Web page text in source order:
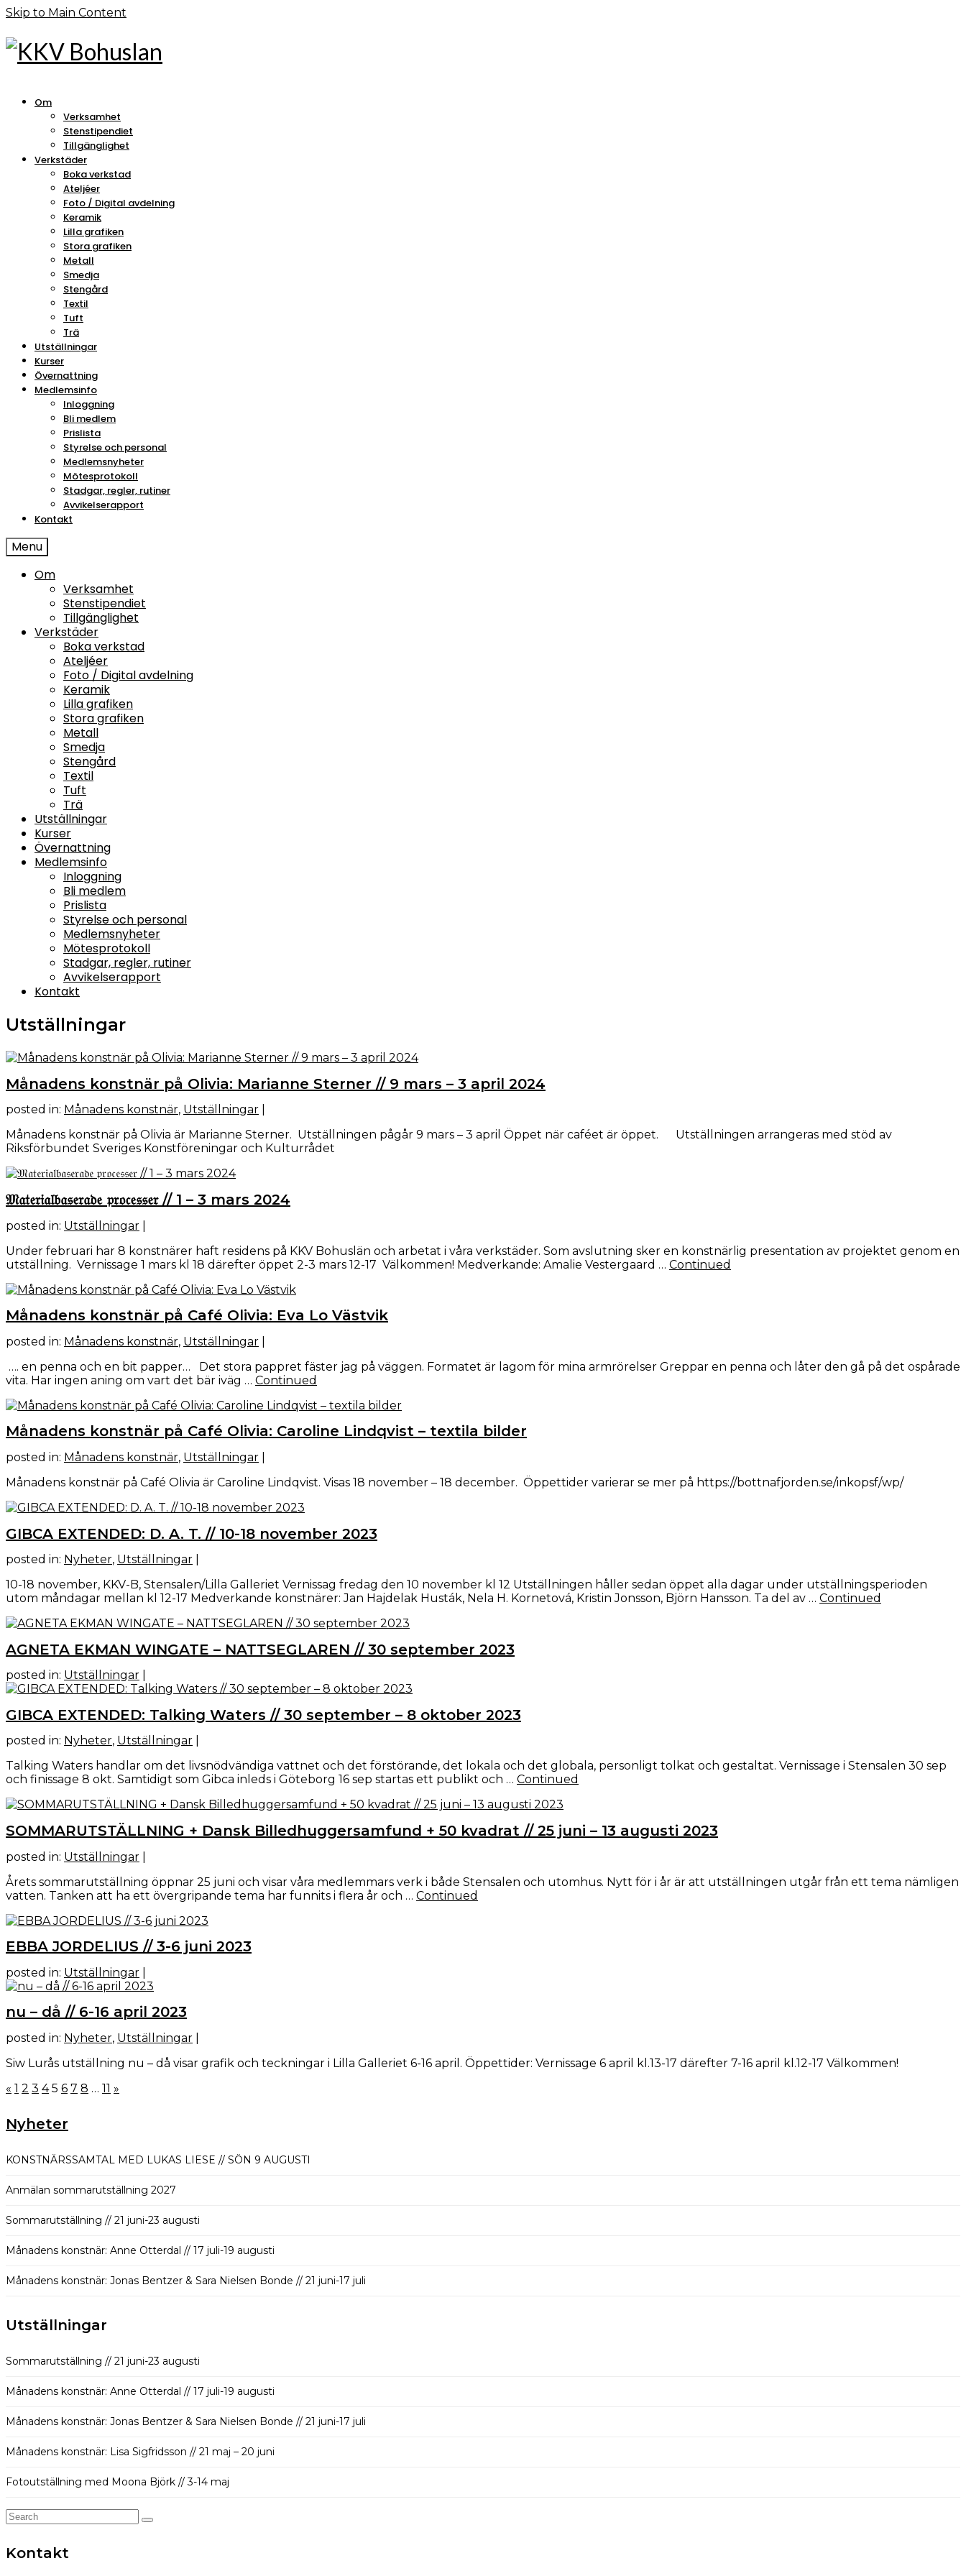
Skip to Main Content
Om
Verksamhet
Stenstipendiet
Tillgänglighet
Verkstäder
Boka verkstad
Ateljéer
Foto / Digital avdelning
Keramik
Lilla grafiken
Stora grafiken
Metall
Smedja
Stengård
Textil
Tuft
Trä
Utställningar
Kurser
Övernattning
Medlemsinfo
Inloggning
Bli medlem
Prislista
Styrelse och personal
Medlemsnyheter
Mötesprotokoll
Stadgar, regler, rutiner
Avvikelserapport
Kontakt
Menu
Om
Verksamhet
Stenstipendiet
Tillgänglighet
Verkstäder
Boka verkstad
Ateljéer
Foto / Digital avdelning
Keramik
Lilla grafiken
Stora grafiken
Metall
Smedja
Stengård
Textil
Tuft
Trä
Utställningar
Kurser
Övernattning
Medlemsinfo
Inloggning
Bli medlem
Prislista
Styrelse och personal
Medlemsnyheter
Mötesprotokoll
Stadgar, regler, rutiner
Avvikelserapport
Kontakt
Utställningar
Månadens konstnär på Olivia: Marianne Sterner // 9 mars – 3 april 2024
posted in: Månadens konstnär, Utställningar
Månadens konstnär på Olivia är Marianne Sterner. Utställningen pågår 9 mars – 3 april Öppet när caféet är öppet. Utställningen arrangeras med stöd av
Riksförbundet Sveriges Konstföreningar och Kulturrådet
𝔐𝔞𝔱𝔢𝔯𝔦𝔞𝔩𝔟𝔞𝔰𝔢𝔯𝔞𝔡𝔢 𝔭𝔯𝔬𝔠𝔢𝔰𝔰𝔢𝔯 // 1 – 3 mars 2024
posted in: Utställningar
Under februari har 8 konstnärer haft residens på KKV Bohuslän och arbetat i våra verkstäder. Som avslutning sker en konstnärlig presentation av projektet genom en
utställning. Vernissage 1 mars kl 18 därefter öppet 2-3 mars 12-17 Välkommen! Medverkande: Amalie Vestergaard … Continued
Månadens konstnär på Café Olivia: Eva Lo Västvik
posted in: Månadens konstnär, Utställningar
…. en penna och en bit papper… Det stora pappret fäster jag på väggen. Formatet är lagom för mina armrörelser Greppar en penna och låter den gå på det ospårade
vita. Har ingen aning om vart det bär iväg … Continued
Månadens konstnär på Café Olivia: Caroline Lindqvist – textila bilder
posted in: Månadens konstnär, Utställningar
Månadens konstnär på Café Olivia är Caroline Lindqvist. Visas 18 november – 18 december. Öppettider varierar se mer på https://bottnafjorden.se/inkopsf/wp/
GIBCA EXTENDED: D. A. T. // 10-18 november 2023
posted in: Nyheter, Utställningar
10-18 november, KKV-B, Stensalen/Lilla Galleriet Vernissag fredag den 10 november kl 12 Utställningen håller sedan öppet alla dagar under utställningsperioden
utom måndagar mellan kl 12-17 Medverkande konstnärer: Jan Hajdelak Husták, Nela H. Kornetová, Kristin Jonsson, Björn Hansson. Ta del av … Continued
AGNETA EKMAN WINGATE – NATTSEGLAREN // 30 september 2023
posted in: Utställningar
GIBCA EXTENDED: Talking Waters // 30 september – 8 oktober 2023
posted in: Nyheter, Utställningar
Talking Waters handlar om det livsnödvändiga vattnet och det förstörande, det lokala och det globala, personligt tolkat och gestaltat. Vernissage i Stensalen 30 sep
och finissage 8 okt. Samtidigt som Gibca inleds i Göteborg 16 sep startas ett publikt och … Continued
SOMMARUTSTÄLLNING + Dansk Billedhuggersamfund + 50 kvadrat // 25 juni – 13 augusti 2023
posted in: Utställningar
Årets sommarutställning öppnar 25 juni och visar våra medlemmars verk i både Stensalen och utomhus. Nytt för i år är att utställningen utgår från ett tema nämligen
vatten. Tanken att ha ett övergripande tema har funnits i flera år och … Continued
EBBA JORDELIUS // 3-6 juni 2023
posted in: Utställningar
nu – då // 6-16 april 2023
posted in: Nyheter, Utställningar
Siw Lurås utställning nu – då visar grafik och teckningar i Lilla Galleriet 6-16 april. Öppettider: Vernissage 6 april kl.13-17 därefter 7-16 april kl.12-17 Välkommen!
Sidnumrering
inlägg
« 1 2 3 4 5 6 7 8 … 11 »
Nyheter
KONSTNÄRSSAMTAL MED LUKAS LIESE // SÖN 9 AUGUSTI
Anmälan sommarutställning 2027
Sommarutställning // 21 juni-23 augusti
Månadens konstnär: Anne Otterdal // 17 juli-19 augusti
Månadens konstnär: Jonas Bentzer & Sara Nielsen Bonde // 21 juni-17 juli
Utställningar
Sommarutställning // 21 juni-23 augusti
Månadens konstnär: Anne Otterdal // 17 juli-19 augusti
Månadens konstnär: Jonas Bentzer & Sara Nielsen Bonde // 21 juni-17 juli
Månadens konstnär: Lisa Sigfridsson // 21 maj – 20 juni
Fotoutställning med Moona Björk // 3-14 maj
Search
for:
Kontakt